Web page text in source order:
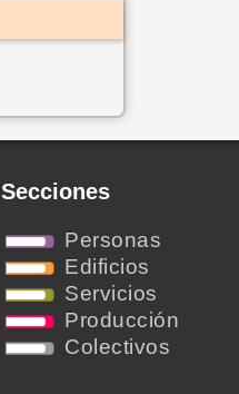
Secciones
Personas
Edificios
Servicios
Producción
Colectivos